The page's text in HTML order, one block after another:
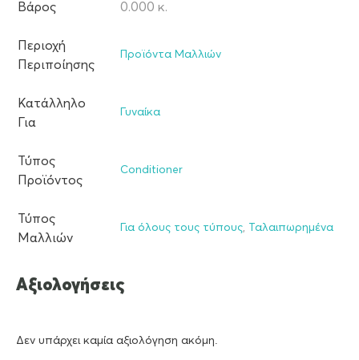
Βάρος 0.000 κ.
Περιοχή
Περιποίησης
Προϊόντα Μαλλιών
Κατάλληλο
Για
Γυναίκα
Τύπος
Προϊόντος
Conditioner
Τύπος
Μαλλιών
Για όλους τους τύπους, Ταλαιπωρημένα
Αξιολογήσεις
Δεν υπάρχει καμία αξιολόγηση ακόμη.